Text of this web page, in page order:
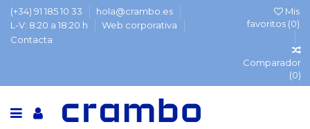
(+34) 91 185 10 33
hola@crambo.es
L-V: 8:20 a 18:20 h
Web corporativa
Contacta
Mis
favoritos (0)
Comparador
(0)